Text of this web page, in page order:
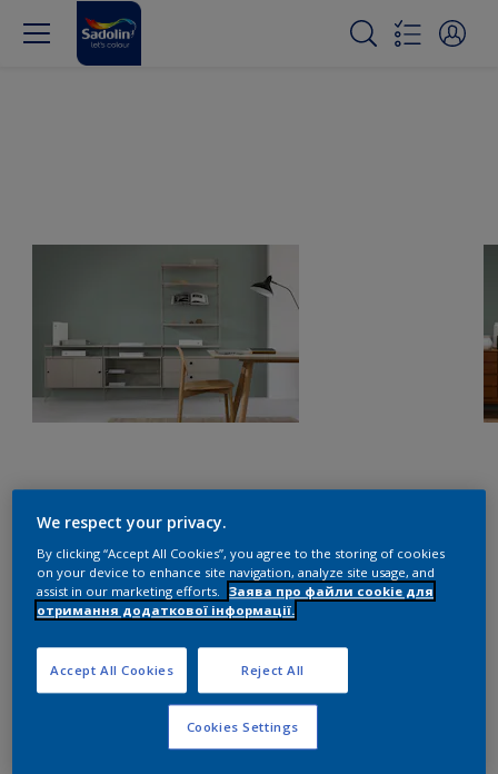
We respect your privacy.
By clicking “Accept All Cookies”, you agree to the storing of cookies
on your device to enhance site navigation, analyze site usage, and
assist in our marketing efforts.
Заява про файли cookie для
отримання додаткової інформації.
Reject All
Accept All Cookies
Cookies Settings